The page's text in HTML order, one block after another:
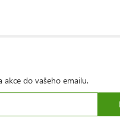
do vašeho emailu.